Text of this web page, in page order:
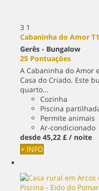
3 1
Cabaninha do Amor
Gerês - Bungalow
25 Pontuações
A Cabaninha do Amor
Casa do Criado. Este
quarto...
Cozinha
Piscina
Permite animais
Ar-condicionado
desde 45,22 £ / noite
+ INFO